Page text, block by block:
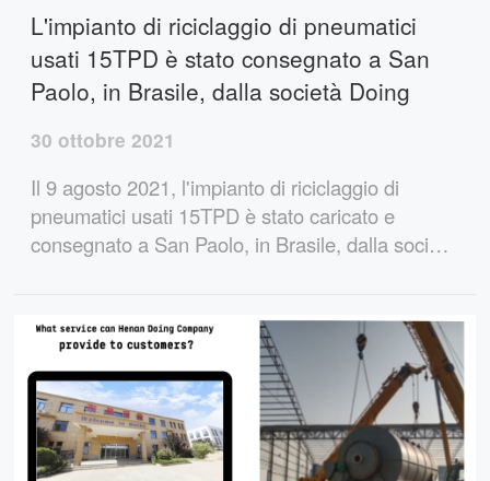
L'impianto di riciclaggio di pneumatici
usati 15TPD è stato consegnato a San
Paolo, in Brasile, dalla società Doing
30 ottobre 2021
Il 9 agosto 2021, l'impianto di riciclaggio di
pneumatici usati 15TPD è stato caricato e
consegnato a San Paolo, in Brasile, dalla società
produzione di petrolio, che meritano la fiducia dei
clienti.